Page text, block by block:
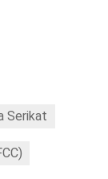
Serikat